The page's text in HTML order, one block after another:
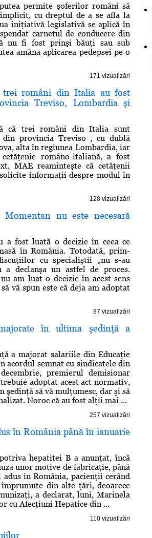
permite şoferilor români să
cu dreptul de a se afla la
iniţiativă legislativă se aplică în
carnetul de conducere din
nu fi fost prinşi băuţi sau sub
amâna aplicarea pedepsei pe o
171 vizualizări
trei români din Italia au fost
Treviso, Lombardia şi
că trei români din Italia sunt
din provincia Treviso , cu dublă
alta în regiunea Lombardia, iar
româno-italiană, a fost
MAE reaminteşte că cetăţenii
informaţii despre modul în
128 vizualizări
nu este necesară
a fost luată o decizie în ceea ce
în România. Totodată, prim-
cu specialiştii „nu s-au
a declanşa un astfel de proces.
am luat o decizie în acest sens
vă spun este că deja am adoptat
87 vizualizări
în ultima şedinţă a
a majorat salariile din Educaţie
acordul semnat cu sindicatele din
premierul demisionar
adoptat acest act normativ,
şedinţă să vă mulţumesc, dar şi să
Noroc că au fost alţii mai ...
257 vizualizări
în România până în ianuarie
hepatitei B a anunţat, încă
unor motive de fabricaţie, până
în România, pacienţii cerând
din alte ţări, deoarece
a declarat, luni, Marinela
cu Afecţiuni Hepatice din ...
110 vizualizări